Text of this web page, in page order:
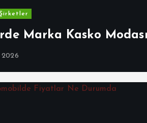
Marka Kasko
2026